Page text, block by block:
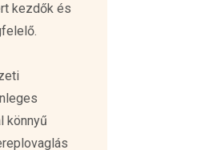
kezdők és
könnyű